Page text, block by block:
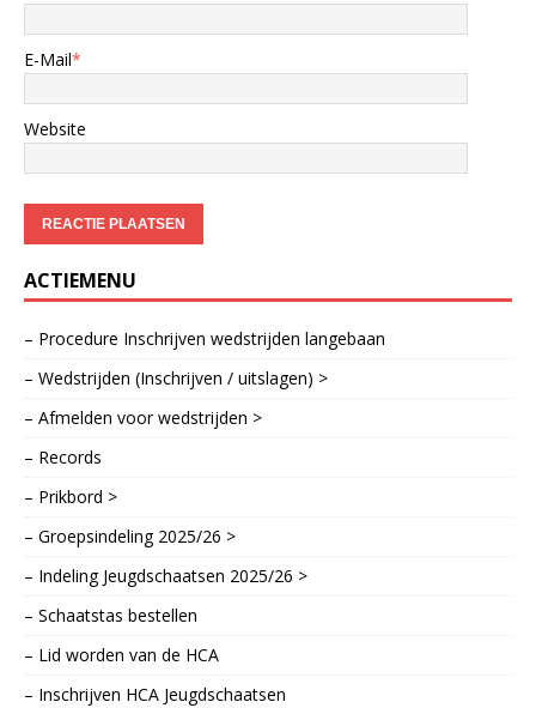
E-Mail*
Website
ACTIEMENU
– Procedure Inschrijven wedstrijden langebaan
– Wedstrijden (Inschrijven / uitslagen) >
– Afmelden voor wedstrijden >
– Records
– Prikbord >
– Groepsindeling 2025/26 >
– Indeling Jeugdschaatsen 2025/26 >
– Schaatstas bestellen
– Lid worden van de HCA
– Inschrijven HCA Jeugdschaatsen